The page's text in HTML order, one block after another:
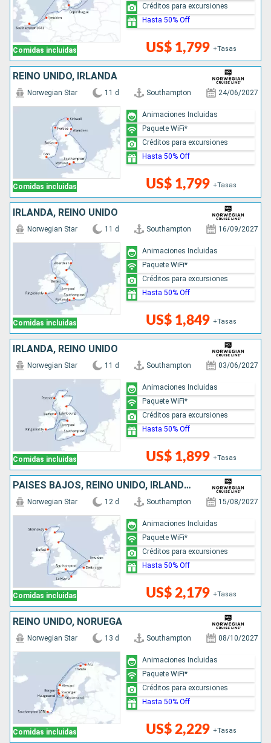
Comidas incluidas US$ 1,799 +Tasas
Créditos para excursiones
Hasta 50% Off
REINO UNIDO, IRLANDA
Comidas incluidas
Norwegian Star 11 d Southampton 24/06/2027
US$ 1,799 +Tasas
Animaciones Incluidas
Paquete WiFi*
Créditos para excursiones
Hasta 50% Off
IRLANDA, REINO UNIDO
Comidas incluidas
Norwegian Star 11 d Southampton 16/09/2027
US$ 1,849 +Tasas
Animaciones Incluidas
Paquete WiFi*
Créditos para excursiones
Hasta 50% Off
IRLANDA, REINO UNIDO
Comidas incluidas
Norwegian Star 11 d Southampton 03/06/2027
US$ 1,899 +Tasas
Animaciones Incluidas
Paquete WiFi*
Créditos para excursiones
Hasta 50% Off
PAISES BAJOS, REINO UNIDO, IRLANDA, BÉLGICA, FRANCIA
Comidas incluidas
Norwegian Star 12 d Southampton 15/08/2027
US$ 2,179 +Tasas
Animaciones Incluidas
Paquete WiFi*
Créditos para excursiones
Hasta 50% Off
REINO UNIDO, NORUEGA
Comidas incluidas
Norwegian Star 13 d Southampton 08/10/2027
US$ 2,229 +Tasas
Animaciones Incluidas
Paquete WiFi*
Créditos para excursiones
Hasta 50% Off